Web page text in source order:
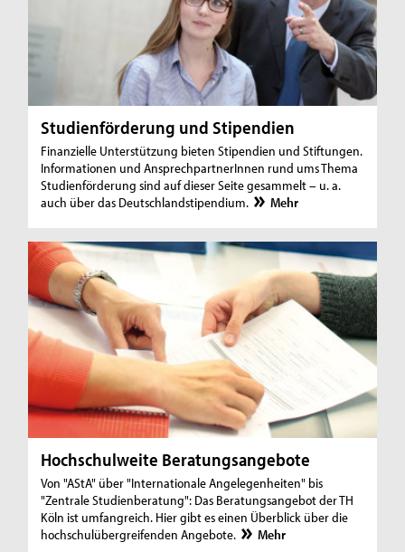
Studienförderung und Stipendien
Finanzielle Unterstützung bieten Stipendien und Stiftungen.
Informationen und AnsprechpartnerInnen rund ums Thema
Studienförderung sind auf dieser Seite gesammelt – u. a.
auch über das Deutschlandstipendium.
Mehr
Hochschulweite Beratungsangebote
Von "AStA" über "Internationale Angelegenheiten" bis
"Zentrale Studienberatung": Das Beratungsangebot der TH
Köln ist umfangreich. Hier gibt es einen Überblick über die
hochschulübergreifenden Angebote.
Mehr